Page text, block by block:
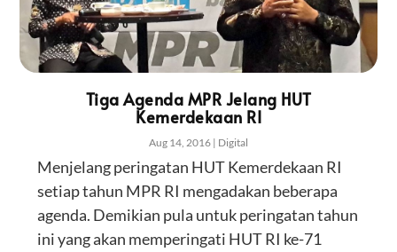
Tiga Agenda MPR Jelang HUT
Kemerdekaan RI
Aug 14, 2016 | Digital
Menjelang peringatan HUT Kemerdekaan RI
setiap tahun MPR RI mengadakan beberapa
agenda. Demikian pula untuk peringatan tahun
ini yang akan memperingati HUT RI ke-71